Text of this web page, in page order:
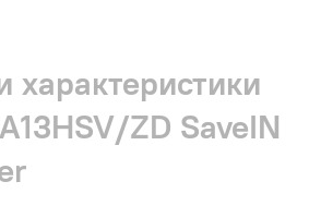
характеристики
ZD SaveIN